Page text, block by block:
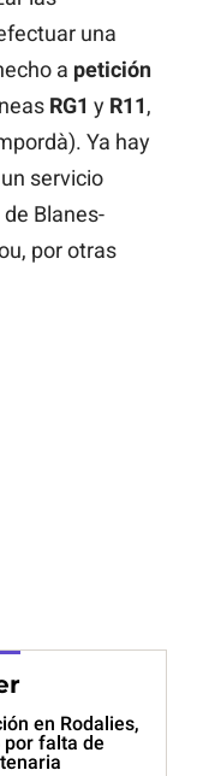
una
a petición
RG1 y R11,
Ya hay
servicio
Blanes-
por otras
en Rodalies,
por falta de